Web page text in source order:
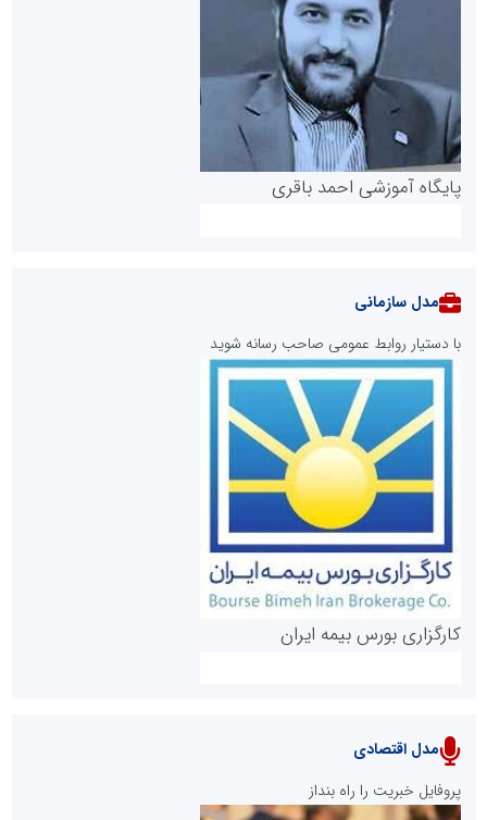
پایگاه آموزشی احمد باقری
روابط عمومی خبرگزاری گزارش خبر
پایگاه خبری نهضت ملی مسکن
مدل سازمانی
با دستیار روابط عمومی صاحب رسانه شوید
کارگزاری بورس بیمه ایران
مدل اقتصادی
پروفایل خبریت را راه بنداز